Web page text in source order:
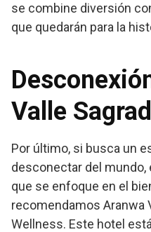
se combine diversión
que quedarán para la
Valle
Por último, si busca un
desconectar del
que se enfoque en el
recomendamos Aranwa
Wellness. Este hotel